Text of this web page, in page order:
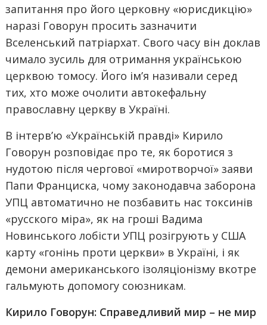
запитання про його церковну «юрисдикцію»
наразі Говорун просить зазначити
Вселенський патріархат. Свого часу він доклав
чимало зусиль для отримання українською
церквою томосу. Його ім’я називали серед
тих, хто може очолити автокефальну
православну церкву в Україні.
В інтерв’ю «Українській правді» Кирило
Говорун розповідає про те, як боротися з
нудотою після чергової «миротворчої» заяви
Папи Франциска, чому законодавча заборона
УПЦ автоматично не позбавить нас токсинів
«русского міра», як на гроші Вадима
Новинського лобісти УПЦ розігрують у США
карту «гонінь проти церкви» в Україні, і як
демони американського ізоляціонізму вкотре
гальмують допомогу союзникам.
Кирило Говорун: Справедливий мир – не мир